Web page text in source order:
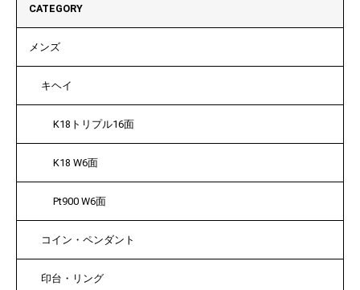
CATEGORY
メンズ
キヘイ
K18トリプル16面
K18 W6面
Pt900 W6面
コイン・ペンダント
印台・リング